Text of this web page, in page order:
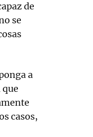
de
se
a
casos,